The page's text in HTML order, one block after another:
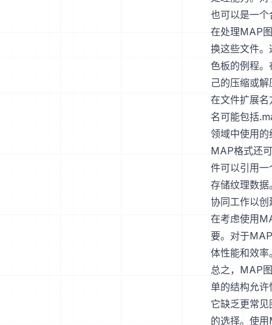
也可以是一
在处理MAP
换这些文件
色板的例程
己的压缩或
在文件扩展
名可能包括
领域中使用
MAP格式还
件可以引用
存储纹理数
协同工作以
在考虑使用
要。对于
体性能和效率
总之，MAP
单的结构允
它缺乏更常
的选择。使